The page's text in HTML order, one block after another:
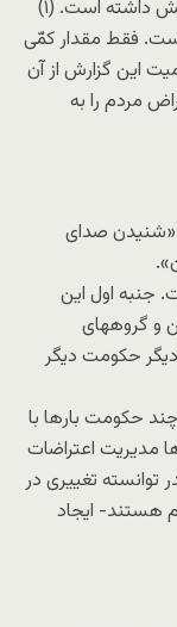
فقط مقدار کمّی
این گزارش از آن
مردم را به
«شنیدن صدای
جنبه اول این
و گروههای
حکومت دیگر
حکومت بارها با
مدیریت اعتراضات
تغییری در
هستند- ایجاد